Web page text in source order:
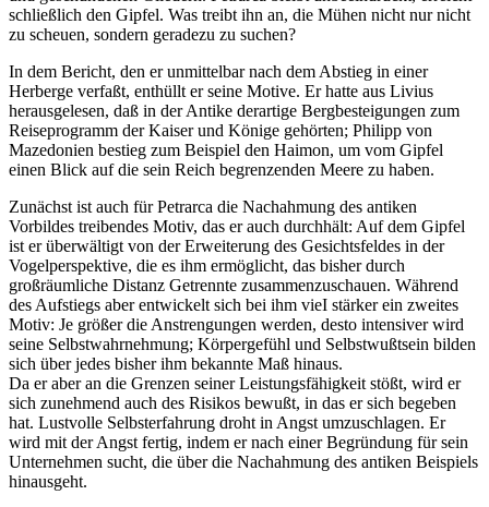
schließlich den Gipfel. Was treibt ihn an, die Mühen nicht nur nicht
zu scheuen, sondern geradezu zu suchen?
In dem Bericht, den er unmittelbar nach dem Abstieg in einer
Herberge verfaßt, enthüllt er seine Motive. Er hatte aus Livius
herausgelesen, daß in der Antike derartige Bergbesteigungen zum
Reiseprogramm der Kaiser und Könige gehörten; Philipp von
Mazedonien bestieg zum Beispiel den Haimon, um vom Gipfel
einen Blick auf die sein Reich begrenzenden Meere zu haben.
Zunächst ist auch für Petrarca die Nachahmung des antiken
Vorbildes treibendes Motiv, das er auch durchhält: Auf dem Gipfel
ist er überwältigt von der Erweiterung des Gesichtsfeldes in der
Vogelperspektive, die es ihm ermöglicht, das bisher durch
großräumliche Distanz Getrennte zusammenzuschauen. Während
des Aufstiegs aber entwickelt sich bei ihm vieI stärker ein zweites
Motiv: Je größer die Anstrengungen werden, desto intensiver wird
seine Selbstwahrnehmung; Körpergefühl und Selbstwußtsein bilden
sich über jedes bisher ihm bekannte Maß hinaus.
Da er aber an die Grenzen seiner Leistungsfähigkeit stößt, wird er
sich zunehmend auch des Risikos bewußt, in das er sich begeben
hat. Lustvolle Selbsterfahrung droht in Angst umzuschlagen. Er
wird mit der Angst fertig, indem er nach einer Begründung für sein
Unternehmen sucht, die über die Nachahmung des antiken Beispiels
hinausgeht.